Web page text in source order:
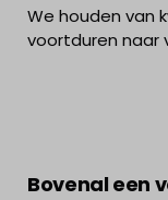
We houden van
voortduren naar
Bovenal een